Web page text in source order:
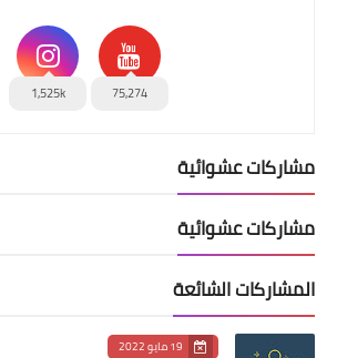
75,274
1,525k
مشاركات عشوائية
مشاركات عشوائية
المشاركات الشائعة
19 مايو 2022